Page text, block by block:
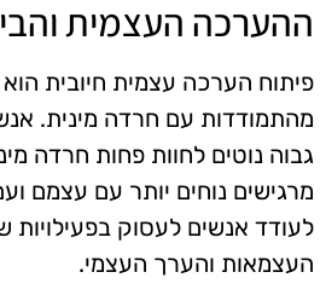
ההערכה העצמית
פיתוח הערכה עצמית חיובית
מהתמודדות עם חרדה מינית.
גבוה נוטים לחוות פחות חרדה
מרגישים נוחים יותר עם עצמם
לעודד אנשים לעסוק
העצמאות והערך העצמי.